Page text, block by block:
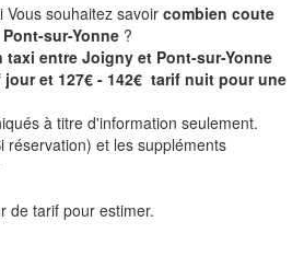
souhaitez savoir combien coute
sur-Yonne ?
taxi entre Joigny et Pont-sur-Yonne
jour et 127€ - 142€ tarif nuit pour une
à titre d'information seulement.
réservation) et les suppléments
de tarif pour estimer.